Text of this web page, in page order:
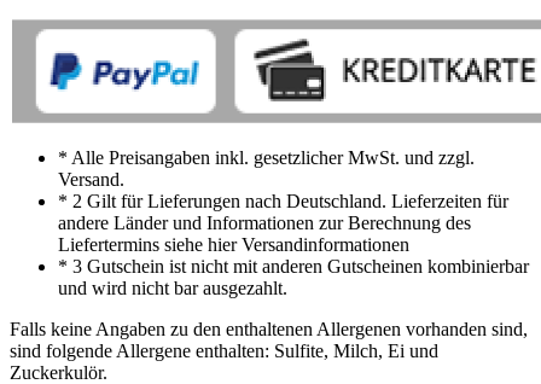
* Alle Preisangaben inkl. gesetzlicher MwSt. und zzgl.
Versand.
* 2 Gilt für Lieferungen nach Deutschland. Lieferzeiten für
andere Länder und Informationen zur Berechnung des
Liefertermins siehe hier Versandinformationen
* 3 Gutschein ist nicht mit anderen Gutscheinen kombinierbar
und wird nicht bar ausgezahlt.
Falls keine Angaben zu den enthaltenen Allergenen vorhanden sind,
sind folgende Allergene enthalten: Sulfite, Milch, Ei und
Zuckerkulör.